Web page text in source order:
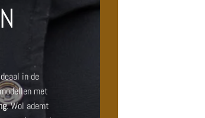
in de
met
. Wol ademt